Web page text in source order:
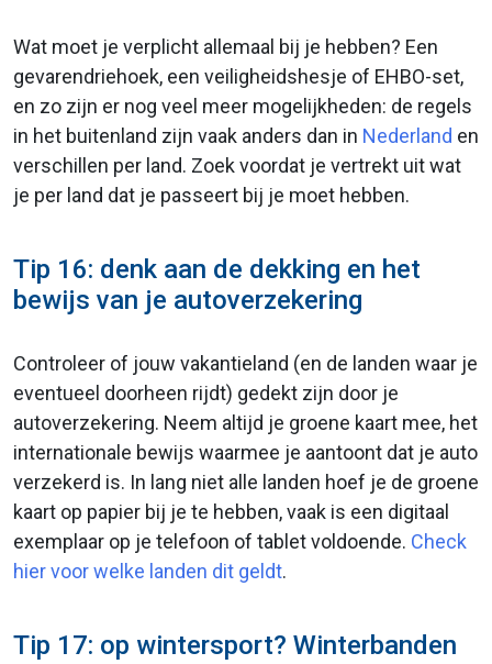
Wat moet je verplicht allemaal bij je hebben? Een
gevarendriehoek, een veiligheidshesje of EHBO-set,
en zo zijn er nog veel meer mogelijkheden: de regels
in het buitenland zijn vaak anders dan in Nederland en
verschillen per land. Zoek voordat je vertrekt uit wat
je per land dat je passeert bij je moet hebben.
Tip 16: denk aan de dekking en het
bewijs van je autoverzekering
Controleer of jouw vakantieland (en de landen waar je
eventueel doorheen rijdt) gedekt zijn door je
autoverzekering. Neem altijd je groene kaart mee, het
internationale bewijs waarmee je aantoont dat je auto
verzekerd is. In lang niet alle landen hoef je de groene
kaart op papier bij je te hebben, vaak is een digitaal
exemplaar op je telefoon of tablet voldoende. Check
hier voor welke landen dit geldt.
Tip 17: op wintersport? Winterbanden